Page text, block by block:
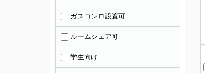
ガスコンロ設置可
ルームシェア可
学生向け